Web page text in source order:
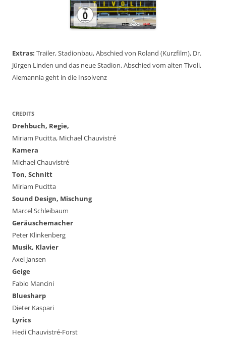
Extras: Trailer, Stadionbau, Abschied von Roland (Kurzfilm), Dr.
Jürgen Linden und das neue Stadion, Abschied vom alten Tivoli,
Alemannia geht in die Insolvenz
CREDITS
Drehbuch, Regie,
Miriam Pucitta, Michael Chauvistré
Kamera
Michael Chauvistré
Ton, Schnitt
Miriam Pucitta
Sound Design, Mischung
Marcel Schleibaum
Geräuschemacher
Peter Klinkenberg
Musik, Klavier
Axel Jansen
Geige
Fabio Mancini
Bluesharp
Dieter Kaspari
Lyrics
Hedi Chauvistré-Forst